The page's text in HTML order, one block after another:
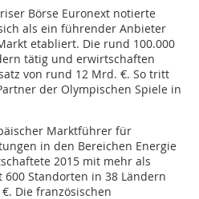
Börse Euronext notierte
als ein führender Anbieter
etabliert. Die rund 100.000
tätig und erwirtschaften
von rund 12 Mrd. €. So tritt
der Olympischen Spiele in
Marktführer für
in den Bereichen Energie
2015 mit mehr als
Standorten in 38 Ländern
Die französischen